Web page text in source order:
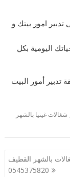
امور بيتك و
اليومية بكل
أمور البيت
شغالات غينيا بالشهر
بالشهر القطيف
0545375820